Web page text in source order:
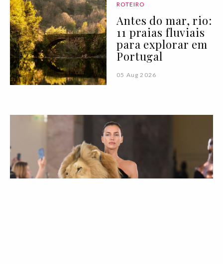
ROTEIRO
Antes do mar, rio:
11 praias fluviais
para explorar em
Portugal
05 Aug 2026